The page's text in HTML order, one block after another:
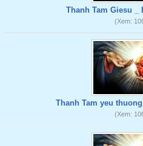
Thanh Tam Giesu _
(Xem:
Thanh Tam yeu
(Xem: